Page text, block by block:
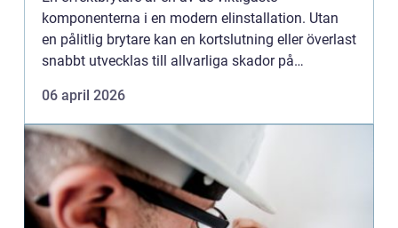
komponenterna i en modern elinstallation. Utan
en pålitlig brytare kan en kortslutning eller överlast
snabbt utvecklas till allvarliga skador på
och person...
06 april 2026